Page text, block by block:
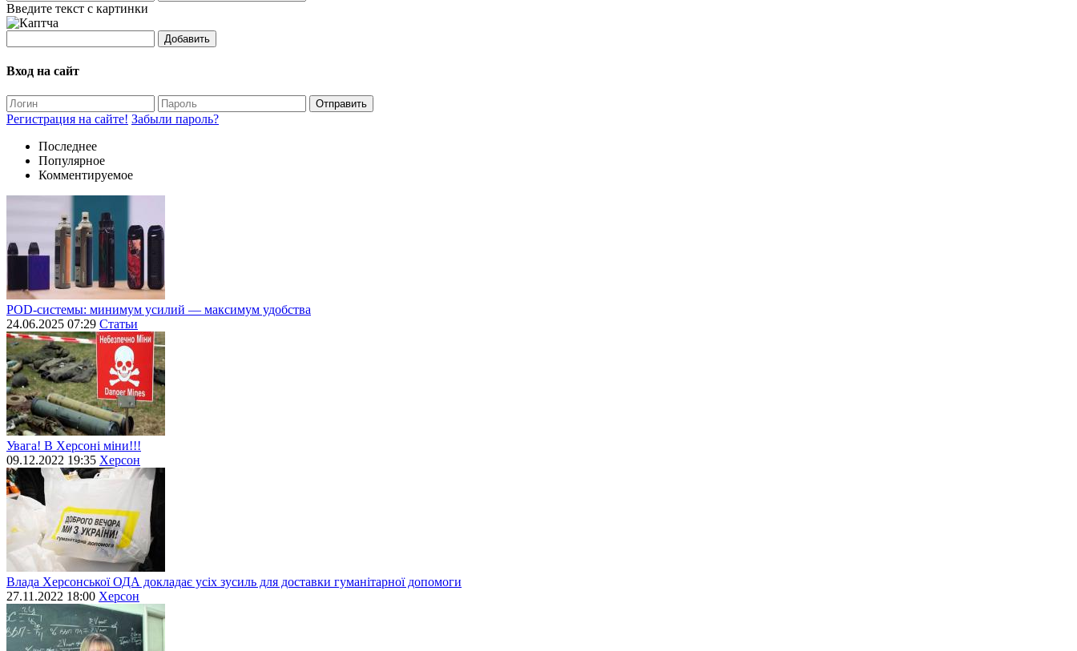
Введите текст с картинки
Добавить
Вход на сайт
Отправить
Регистрация на сайте! Забыли пароль?
Последнее
Популярное
Комментируемое
POD-системы: минимум усилий — максимум удобства
24.06.2025 07:29 Статьи
Увага! В Херсоні міни!!!
09.12.2022 19:35 Херсон
Влада Херсонської ОДА докладає усіх зусиль для доставки гуманітарної допомоги
27.11.2022 18:00 Херсон